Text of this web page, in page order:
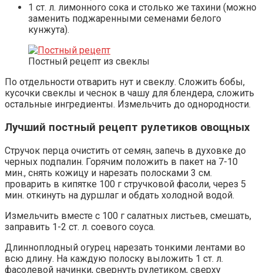
1 ст. л. лимонного сока и столько же тахини (можно
заменить поджаренными семенами белого
кунжута).
Постный рецепт из свеклы
По отдельности отварить нут и свеклу. Сложить бобы,
кусочки свеклы и чеснок в чашу для блендера, сложить
остальные ингредиенты. Измельчить до однородности.
Лучший постный рецепт рулетиков овощных
Стручок перца очистить от семян, запечь в духовке до
черных подпалин. Горячим положить в пакет на 7-10
мин., снять кожицу и нарезать полосками 3 см.
проварить в кипятке 100 г стручковой фасоли, через 5
мин. откинуть на дуршлаг и обдать холодной водой.
Измельчить вместе с 100 г салатных листьев, смешать,
заправить 1-2 ст. л. соевого соуса.
Длинноплодный огурец нарезать тонкими лентами во
всю длину. На каждую полоску выложить 1 ст. л.
фасолевой начинки, свернуть рулетиком, сверху